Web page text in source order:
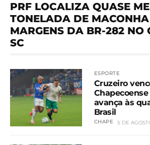
PRF LOCALIZA QUASE
TONELADA DE
MARGENS DA BR-282 NO
SC
ESPORTE
Cruzeiro
avança às
Brasil
CHAPE 5 DE